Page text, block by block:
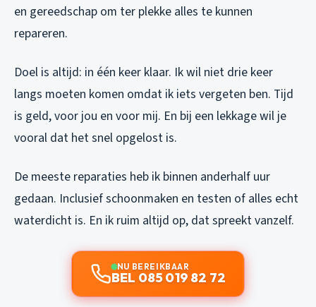
en gereedschap om ter plekke alles te kunnen
repareren.
Doel is altijd: in één keer klaar. Ik wil niet drie keer
langs moeten komen omdat ik iets vergeten ben. Tijd
is geld, voor jou en voor mij. En bij een lekkage wil je
vooral dat het snel opgelost is.
De meeste reparaties heb ik binnen anderhalf uur
gedaan. Inclusief schoonmaken en testen of alles echt
waterdicht is. En ik ruim altijd op, dat spreekt vanzelf.
NU BEREIKBAAR
BEL 085 019 82 72